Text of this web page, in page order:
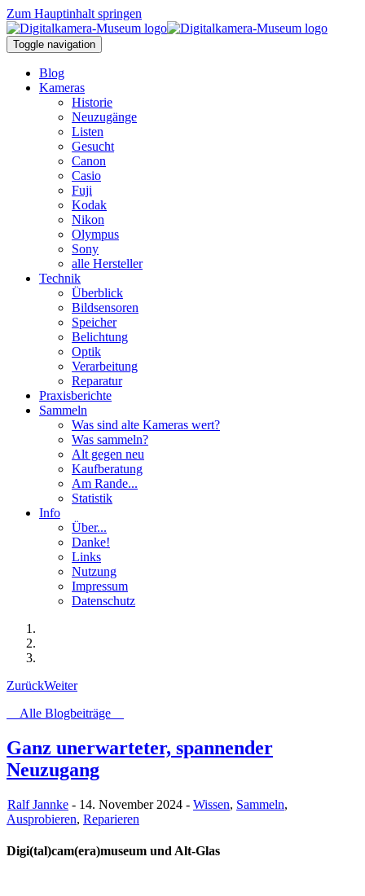
Zum Hauptinhalt springen
Toggle navigation
Blog
Kameras
Historie
Neuzugänge
Listen
Gesucht
Canon
Casio
Fuji
Kodak
Nikon
Olympus
Sony
alle Hersteller
Technik
Überblick
Bildsensoren
Speicher
Belichtung
Optik
Verarbeitung
Reparatur
Praxisberichte
Sammeln
Was sind alte Kameras wert?
Was sammeln?
Alt gegen neu
Kaufberatung
Am Rande...
Statistik
Info
Über...
Danke!
Links
Nutzung
Impressum
Datenschutz
ZurückWeiter
Alle Blogbeiträge
Ganz unerwarteter, spannender
Neuzugang
Ralf Jannke - 14. November 2024 - Wissen, Sammeln,
Ausprobieren, Reparieren
Digi(tal)cam(era)museum und Alt-Glas